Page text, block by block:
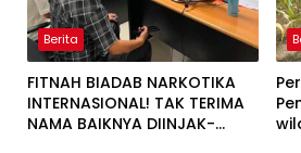
Berita
FITNAH BIADAB NARKOTIKA
INTERNASIONAL! TAK TERIMA
NAMA BAIKNYA DIINJAK-